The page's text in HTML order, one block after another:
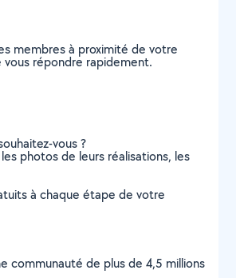
membres à proximité de votre
vous répondre rapidement.
vous ?
photos de leurs réalisations, les
à chaque étape de votre
communauté de plus de 4,5 millions